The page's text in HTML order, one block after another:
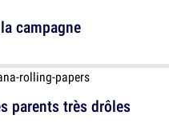
parents très drôles
campagne